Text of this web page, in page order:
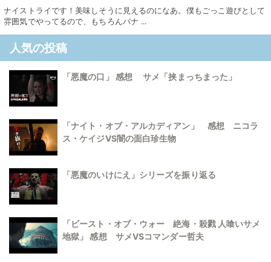
ナイストライです！美味しそうに見えるのになあ。僕もごっこ遊びとして
雰囲気でやってるので、もちろんバナ ...
人気の投稿
「悪魔の口」 感想 サメ「挟まっちまった」
「ナイト・オブ・アルカディアン」 感想 ニコラ
ス・ケイジVS闇の面白珍生物
「悪魔のいけにえ」シリーズを振り返る
「ビースト・オブ・ウォー 絶海・殺戮 人喰いサメ
地獄」 感想 サメVSコマンダー哲夫